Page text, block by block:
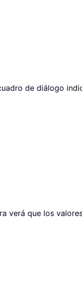
de diálogo
verá que los